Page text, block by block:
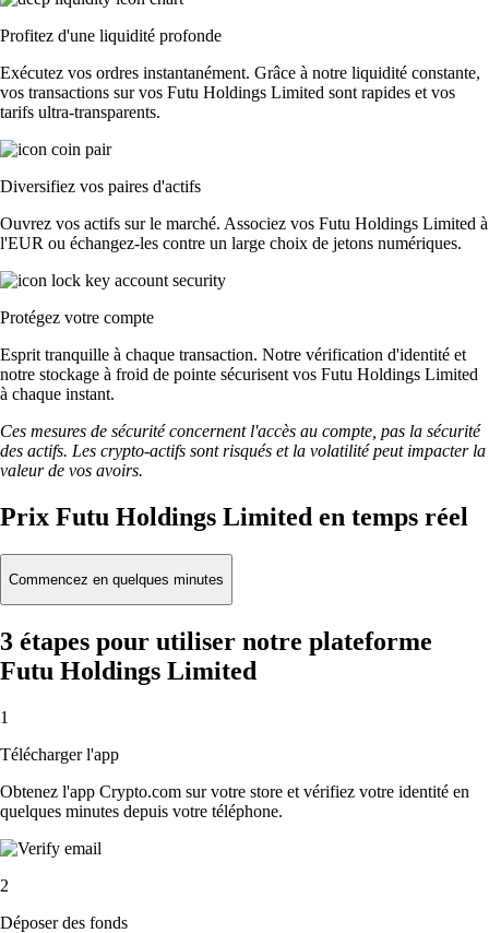
Profitez d'une liquidité profonde
Exécutez vos ordres instantanément. Grâce à notre liquidité constante,
vos transactions sur vos Futu Holdings Limited sont rapides et vos
tarifs ultra-transparents.
Diversifiez vos paires d'actifs
Ouvrez vos actifs sur le marché. Associez vos Futu Holdings Limited à
l'EUR ou échangez-les contre un large choix de jetons numériques.
Protégez votre compte
Esprit tranquille à chaque transaction. Notre vérification d'identité et
notre stockage à froid de pointe sécurisent vos Futu Holdings Limited
à chaque instant.
Ces mesures de sécurité concernent l'accès au compte, pas la sécurité
des actifs. Les crypto-actifs sont risqués et la volatilité peut impacter la
valeur de vos avoirs.
Prix Futu Holdings Limited en temps réel
Commencez en quelques minutes
3 étapes pour utiliser notre plateforme
Futu Holdings Limited
1
Télécharger l'app
Obtenez l'app Crypto.com sur votre store et vérifiez votre identité en
quelques minutes depuis votre téléphone.
2
Déposer des fonds